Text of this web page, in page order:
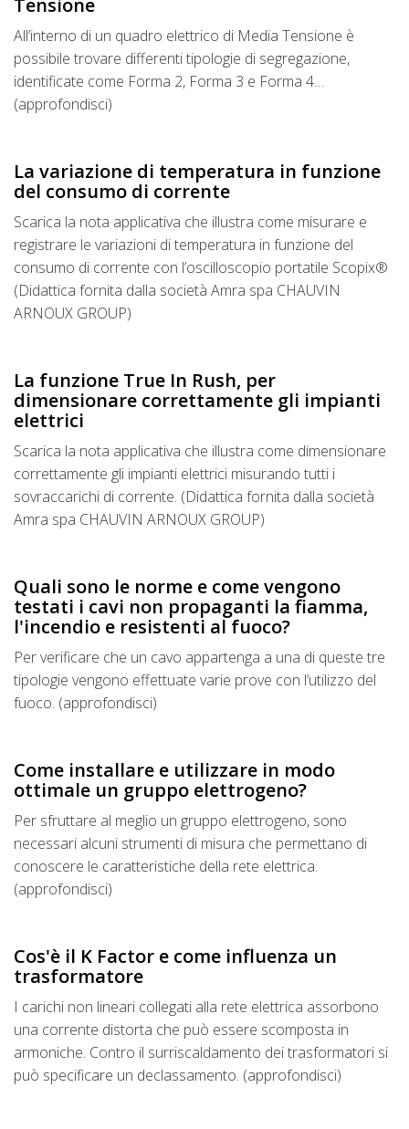
Tensione
All’interno di un quadro elettrico di Media Tensione è
possibile trovare differenti tipologie di segregazione,
identificate come Forma 2, Forma 3 e Forma 4…
(approfondisci)
La variazione di temperatura in funzione
del consumo di corrente
Scarica la nota applicativa che illustra come misurare e
registrare le variazioni di temperatura in funzione del
consumo di corrente con l’oscilloscopio portatile Scopix®
(Didattica fornita dalla società Amra spa CHAUVIN
ARNOUX GROUP)
La funzione True In Rush, per
dimensionare correttamente gli impianti
elettrici
Scarica la nota applicativa che illustra come dimensionare
correttamente gli impianti elettrici misurando tutti i
sovraccarichi di corrente. (Didattica fornita dalla società
Amra spa CHAUVIN ARNOUX GROUP)
Quali sono le norme e come vengono
testati i cavi non propaganti la fiamma,
l'incendio e resistenti al fuoco?
Per verificare che un cavo appartenga a una di queste tre
tipologie vengono effettuate varie prove con l’utilizzo del
fuoco. (approfondisci)
Come installare e utilizzare in modo
ottimale un gruppo elettrogeno?
Per sfruttare al meglio un gruppo elettrogeno, sono
necessari alcuni strumenti di misura che permettano di
conoscere le caratteristiche della rete elettrica.
(approfondisci)
Cos'è il K Factor e come influenza un
trasformatore
I carichi non lineari collegati alla rete elettrica assorbono
una corrente distorta che può essere scomposta in
armoniche. Contro il surriscaldamento dei trasformatori si
può specificare un declassamento. (approfondisci)